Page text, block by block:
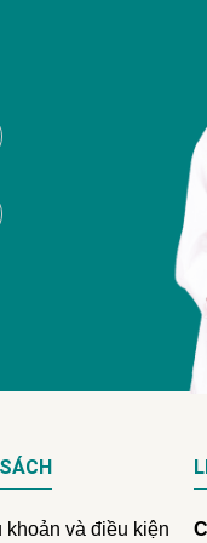
khoản và điều kiện